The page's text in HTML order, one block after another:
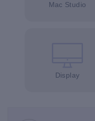
Mac Studio
Display